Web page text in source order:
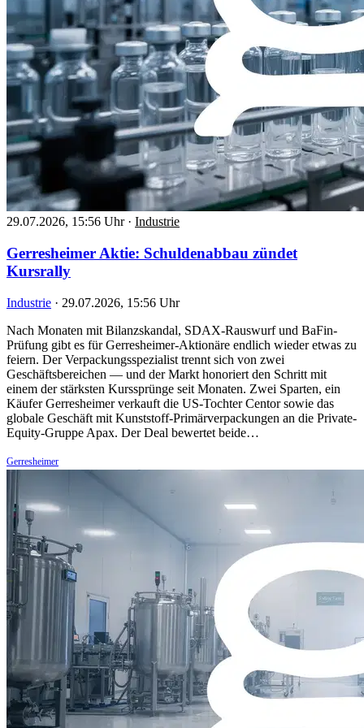
29.07.2026, 15:56 Uhr · Industrie
Gerresheimer Aktie: Schuldenabbau zündet
Kursrally
Industrie · 29.07.2026, 15:56 Uhr
Nach Monaten mit Bilanzskandal, SDAX-Rauswurf und BaFin-
Prüfung gibt es für Gerresheimer-Aktionäre endlich wieder etwas zu
feiern. Der Verpackungsspezialist trennt sich von zwei
Geschäftsbereichen — und der Markt honoriert den Schritt mit
einem der stärksten Kurssprünge seit Monaten. Zwei Sparten, ein
Käufer Gerresheimer verkauft die US-Tochter Centor sowie das
globale Geschäft mit Kunststoff-Primärverpackungen an die Private-
Equity-Gruppe Apax. Der Deal bewertet beide…
Gerresheimer